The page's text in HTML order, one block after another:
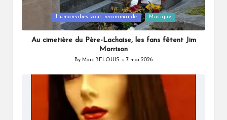
Humanvibes vous recommande Musique
Au cimetière du Père-Lachaise, les fans fêtent Jim
Morrison
Posted
By Marc BELOUIS 7 mai 2026